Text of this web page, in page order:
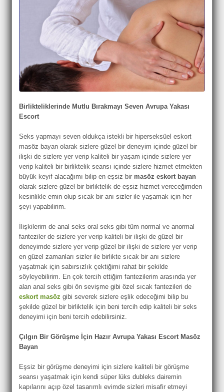
Birlikteliklerinde Mutlu Bırakmayı Seven Avrupa Yakası
Escort
Seks yapmayı seven oldukça istekli bir hiperseksüel eskort
masöz bayan olarak sizlere güzel bir deneyim içinde güzel bir
ilişki de sizlere yer verip kaliteli bir yaşam içinde sizlere yer
verip kaliteli bir birliktelik seansı içinde sizlere hizmet etmekten
büyük keyif alacağımı bilip en eşsiz bir masöz eskort bayan
olarak sizlere güzel bir birliktelik de eşsiz hizmet vereceğimden
kesinlikle emin olup sıcak bir anı sizler ile yaşamak için her
şeyi yapabilirim.
İlişkilerim de anal seks oral seks gibi tüm normal ve anormal
fanteziler de sizlere yer verip kaliteli bir ilişki de güzel bir
deneyimde sizlere yer verip güzel bir ilişki de sizlere yer verip
en güzel zamanları sizler ile birlikte sıcak bir anı sizlere
yaşatmak için sabırsızlık çektiğimi rahat bir şekilde
söyleyebilirim. En çok tercih ettiğim fantezilerim arasında yer
alan anal seks gibi ön sevişme gibi özel sıcak fantezileri de
eskort masöz gibi severek sizlere eşlik edeceğimi bilip bu
şekilde güzel bir birliktelik için beni tercih edip kaliteli bir seks
deneyimi için beni tercih edebilirsiniz.
Çılgın Bir Görüşme İçin Hazır Avrupa Yakası Escort Masöz
Bayan
Eşsiz bir görüşme deneyimi için sizlere kaliteli bir görüşme
seansı yaşatmak için kendi süper lüks dubleks dairemin
kapılarını açıp özel tasarımlı evimde sizleri misafir etmeyi